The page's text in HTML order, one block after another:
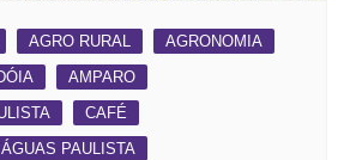
AGRO RURAL
AGRONOMIA
AMPARO
CAFÉ
PAULISTA